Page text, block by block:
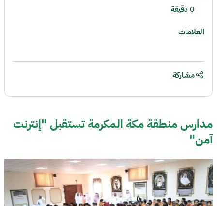
مدارس منطقة مكة المكرمة تستقبل "إنترنت
آمن"
0 دقيقة
العلامات
مشاركة